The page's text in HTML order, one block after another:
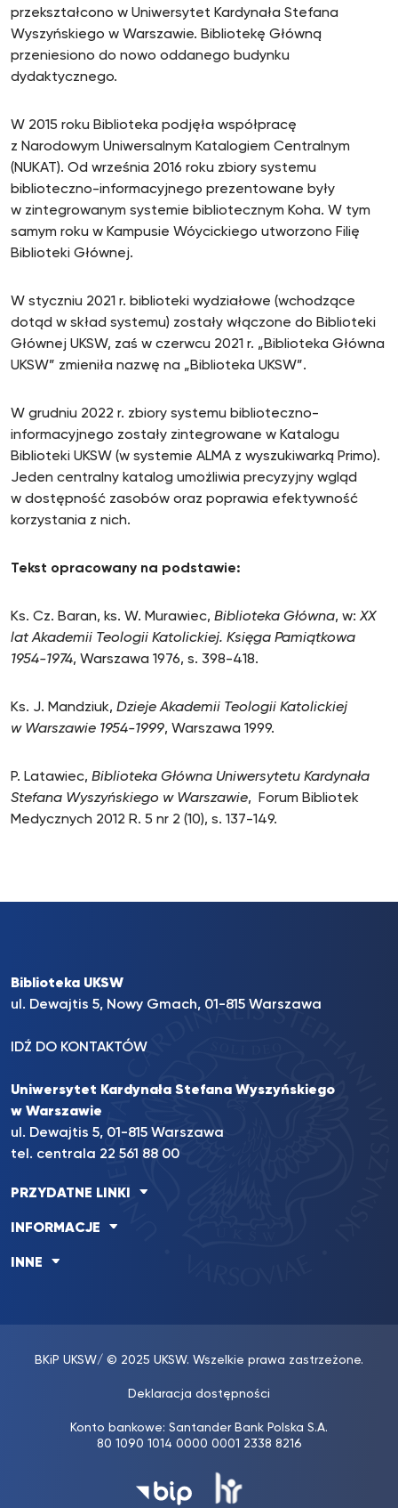
przekształcono w Uniwersytet Kardynała Stefana
Wyszyńskiego w Warszawie. Bibliotekę Główną
przeniesiono do nowo oddanego budynku
dydaktycznego.
W 2015 roku Biblioteka podjęła współpracę
z Narodowym Uniwersalnym Katalogiem Centralnym
(NUKAT). Od września 2016 roku zbiory systemu
biblioteczno-informacyjnego prezentowane były
w zintegrowanym systemie bibliotecznym Koha. W tym
samym roku w Kampusie Wóycickiego utworzono Filię
Biblioteki Głównej.
W styczniu 2021 r. biblioteki wydziałowe (wchodzące
dotąd w skład systemu) zostały włączone do Biblioteki
Głównej UKSW, zaś w czerwcu 2021 r. „Biblioteka Główna
UKSW” zmieniła nazwę na „Biblioteka UKSW”.
W grudniu 2022 r. zbiory systemu biblioteczno-
informacyjnego zostały zintegrowane w Katalogu
Biblioteki UKSW (w systemie ALMA z wyszukiwarką Primo).
Jeden centralny katalog umożliwia precyzyjny wgląd
w dostępność zasobów oraz poprawia efektywność
korzystania z nich.
Tekst opracowany na podstawie:
Ks. Cz. Baran, ks. W. Murawiec, Biblioteka Główna, w:XX
lat Akademii Teologii Katolickiej. Księga Pamiątkowa
1954-1974, Warszawa 1976, s. 398-418.
Ks. J. Mandziuk, Dzieje Akademii Teologii Katolickiej
w Warszawie 1954-1999, Warszawa 1999.
P. Latawiec, Biblioteka Główna Uniwersytetu Kardynała
Stefana Wyszyńskiego w Warszawie, Forum Bibliotek
Medycznych 2012 R. 5 nr 2 (10), s. 137-149.
Biblioteka UKSW
ul. Dewajtis 5, Nowy Gmach, 01-815 Warszawa
IDŹ DO KONTAKTÓW
Uniwersytet Kardynała Stefana Wyszyńskiego
w Warszawie
ul. Dewajtis 5, 01-815 Warszawa
tel. centrala 22 561 88 00
PRZYDATNE LINKI
INFORMACJE
INNE
BKiP UKSW/ © 2025 UKSW. Wszelkie prawa zastrzeżone.
Deklaracja dostępności
Konto bankowe: Santander Bank Polska S.A.
80 1090 1014 0000 0001 2338 8216